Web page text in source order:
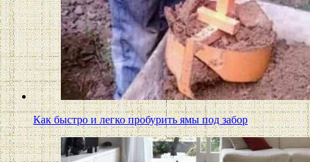
Как быстро и легко пробурить ямы под забор